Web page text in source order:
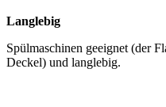
Langlebig
Spülmaschinen geeignet (der
Deckel) und langlebig.